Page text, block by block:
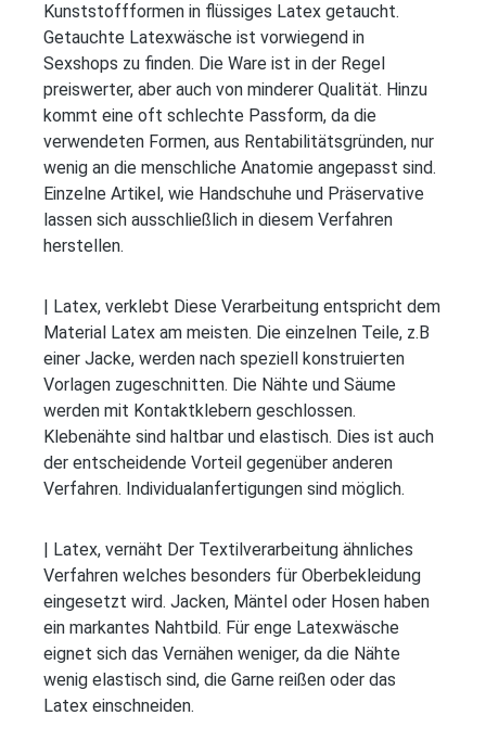
Kunststoffformen in flüssiges Latex getaucht.
Getauchte Latexwäsche ist vorwiegend in
Sexshops zu finden. Die Ware ist in der Regel
preiswerter, aber auch von minderer Qualität. Hinzu
kommt eine oft schlechte Passform, da die
verwendeten Formen, aus Rentabilitätsgründen, nur
wenig an die menschliche Anatomie angepasst sind.
Einzelne Artikel, wie Handschuhe und Präservative
lassen sich ausschließlich in diesem Verfahren
herstellen.
| Latex, verklebt Diese Verarbeitung entspricht dem
Material Latex am meisten. Die einzelnen Teile, z.B
einer Jacke, werden nach speziell konstruierten
Vorlagen zugeschnitten. Die Nähte und Säume
werden mit Kontaktklebern geschlossen.
Klebenähte sind haltbar und elastisch. Dies ist auch
der entscheidende Vorteil gegenüber anderen
Verfahren. Individualanfertigungen sind möglich.
| Latex, vernäht Der Textilverarbeitung ähnliches
Verfahren welches besonders für Oberbekleidung
eingesetzt wird. Jacken, Mäntel oder Hosen haben
ein markantes Nahtbild. Für enge Latexwäsche
eignet sich das Vernähen weniger, da die Nähte
wenig elastisch sind, die Garne reißen oder das
Latex einschneiden.